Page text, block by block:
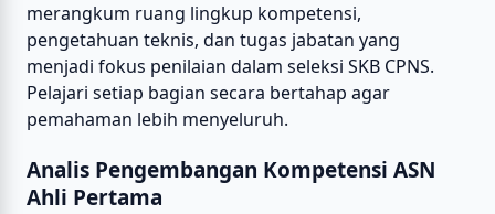
merangkum ruang lingkup kompetensi,
pengetahuan teknis, dan tugas jabatan yang
menjadi fokus penilaian dalam seleksi SKB CPNS.
Pelajari setiap bagian secara bertahap agar
pemahaman lebih menyeluruh.
Analis Pengembangan Kompetensi ASN
Ahli Pertama